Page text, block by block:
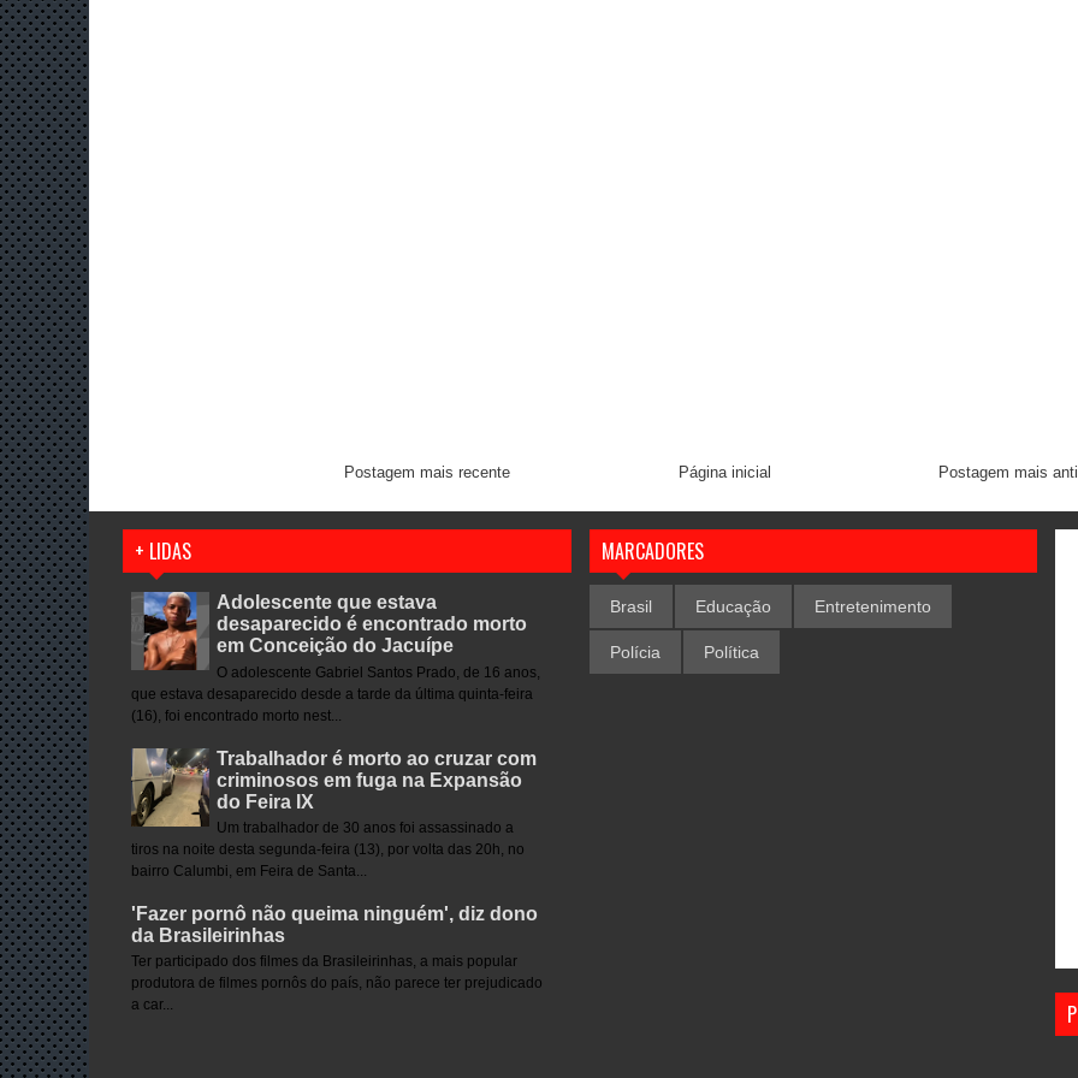
Postagem mais recente Postagem mais
Página inicial
+ LIDAS
Adolescente que estava
desaparecido é encontrado morto
em Conceição do Jacuípe
O adolescente Gabriel Santos Prado, de 16 anos,
que estava desaparecido desde a tarde da última quinta-feira
(16), foi encontrado morto nest...
Trabalhador é morto ao cruzar com
criminosos em fuga na Expansão
do Feira IX
Um trabalhador de 30 anos foi assassinado a
tiros na noite desta segunda-feira (13), por volta das 20h, no
bairro Calumbi, em Feira de Santa...
'Fazer pornô não queima ninguém', diz dono
da Brasileirinhas
Ter participado dos filmes da Brasileirinhas, a mais popular
produtora de filmes pornôs do país, não parece ter prejudicado
a car...
MARCADORES
Brasil Educação Entretenimento
Polícia Política